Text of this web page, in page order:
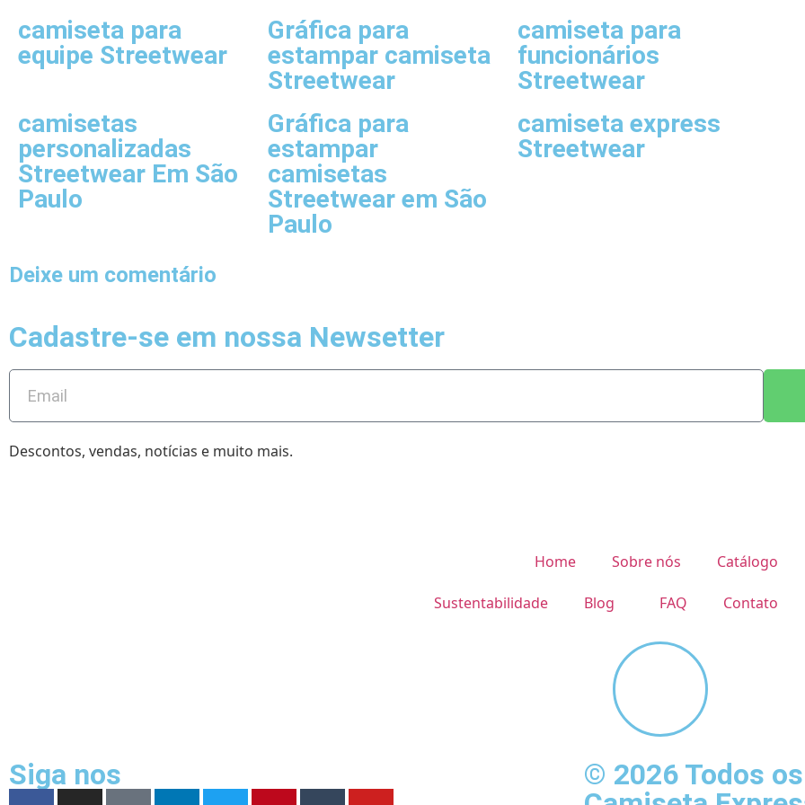
camiseta para
equipe Streetwear
Gráfica para
estampar camiseta
Streetwear
camiseta para
funcionários
Streetwear
camisetas
personalizadas
Streetwear Em São
Paulo
Gráfica para
estampar
camisetas
Streetwear em São
Paulo
camiseta express
Streetwear
Deixe um comentário
Cadastre-se em nossa Newsetter
Descontos, vendas, notícias e muito mais.
Home Sobre nós Catálogo
Sustentabilidade Blog FAQ Contato
Siga nos
© 2026 Todos